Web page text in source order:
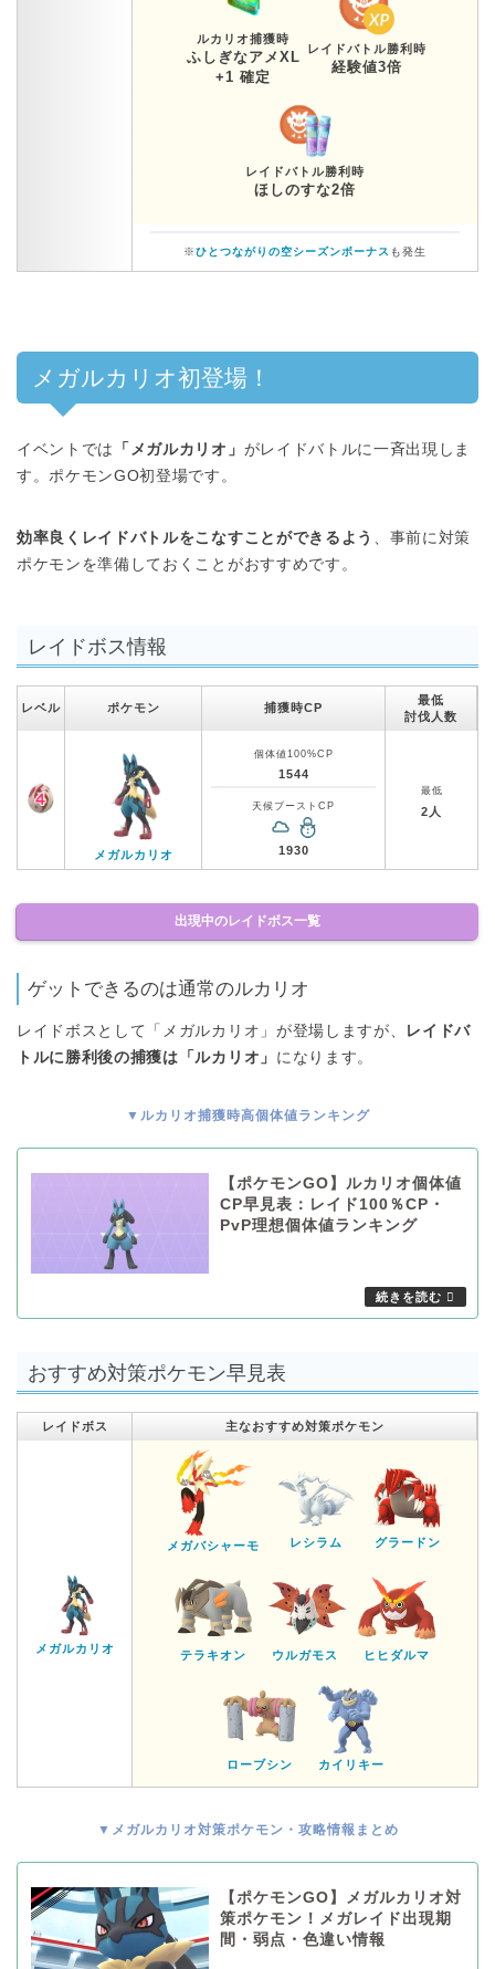
ルカリオ捕獲時
ふしぎなアメXL
+1 確定
レイドバトル勝利時
経験値3倍
レイドバトル勝利時
ほしのすな2倍
※ひとつながりの空シーズンボーナス も発生
メガルカリオ初登場！
イベントでは 「メガルカリオ」 がレイドバトルに一斉出現しま
す。ポケモンGO初登場です。
効率良くレイドバトルをこなすことができるよう 、事前に対策
ポケモンを準備しておくことがおすすめです。
レイドボス情報
レベル ポケモン 捕獲時CP
最低
討伐人数
メガルカリオ
個体値100%CP
1544
天候ブーストCP
1930
最低
2人
出現中のレイドボス一覧
ゲットできるのは通常のルカリオ
レイドボスとして「メガルカリオ」が登場しますが、
レイドバ
トルに勝利後の捕獲は「ルカリオ」 になります。
▼ルカリオ捕獲時高個体値ランキング
【ポケモンGO】ルカリオ個体値
CP早見表：レイド100％CP・
PvP理想個体値ランキング
おすすめ対策ポケモン早見表
レイドボス 主なおすすめ対策ポケモン
メガルカリオ
メガバシャーモ レシラム グラードン
テラキオン ウルガモス ヒヒダルマ
ローブシン カイリキー
▼メガルカリオ対策ポケモン・攻略情報まとめ
【ポケモンGO】メガルカリオ対
策ポケモン！メガレイド出現期
間・弱点・色違い情報